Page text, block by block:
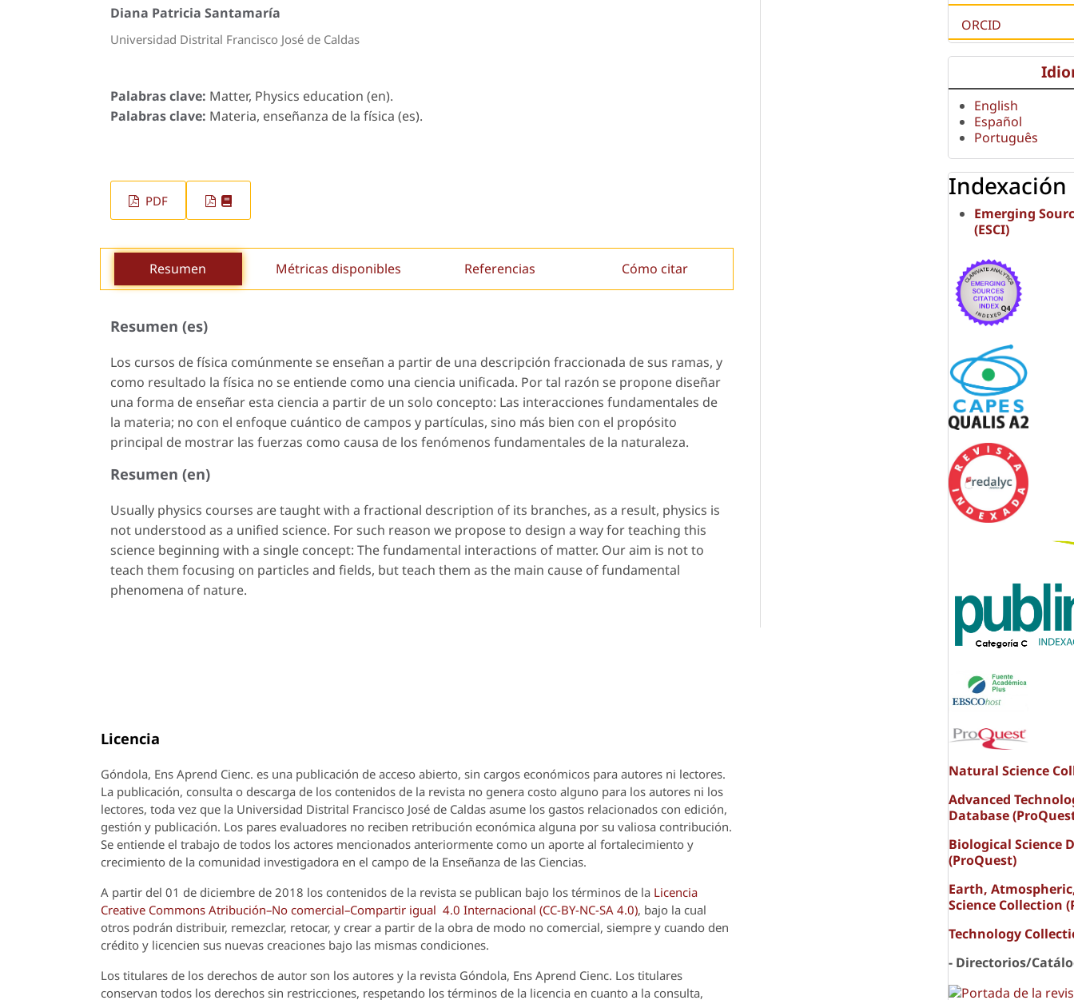
Diana Patricia Santamaría
Universidad Distrital Francisco José de Caldas
Palabras clave: Matter, Physics education (en).
Palabras clave: Materia, enseñanza de la física (es).
PDF
Resumen Métricas disponibles Referencias Cómo citar
Resumen (es)
Los cursos de física comúnmente se enseñan a partir de una descripción fraccionada de sus ramas, y
como resultado la física no se entiende como una ciencia unificada. Por tal razón se propone diseñar
una forma de enseñar esta ciencia a partir de un solo concepto: Las interacciones fundamentales de
la materia; no con el enfoque cuántico de campos y partículas, sino más bien con el propósito
principal de mostrar las fuerzas como causa de los fenómenos fundamentales de la naturaleza.
Resumen (en)
Usually physics courses are taught with a fractional description of its branches, as a result, physics is
not understood as a unified science. For such reason we propose to design a way for teaching this
science beginning with a single concept: The fundamental interactions of matter. Our aim is not to
teach them focusing on particles and fields, but teach them as the main cause of fundamental
phenomena of nature.
Licencia
Góndola, Ens Aprend Cienc. es una publicación de acceso abierto, sin cargos económicos para autores ni lectores.
La publicación, consulta o descarga de los contenidos de la revista no genera costo alguno para los autores ni los
lectores, toda vez que la Universidad Distrital Francisco José de Caldas asume los gastos relacionados con edición,
gestión y publicación. Los pares evaluadores no reciben retribución económica alguna por su valiosa contribución.
Se entiende el trabajo de todos los actores mencionados anteriormente como un aporte al fortalecimiento y
crecimiento de la comunidad investigadora en el campo de la Enseñanza de las Ciencias.
A partir del 01 de diciembre de 2018 los contenidos de la revista se publican bajo los términos de la Licencia
Creative Commons Atribución–No comercial–Compartir igual 4.0 Internacional (CC-BY-NC-SA 4.0), bajo la cual
otros podrán distribuir, remezclar, retocar, y crear a partir de la obra de modo no comercial, siempre y cuando den
crédito y licencien sus nuevas creaciones bajo las mismas condiciones.
Los titulares de los derechos de autor son los autores y la revista Góndola, Ens Aprend Cienc. Los titulares
conservan todos los derechos sin restricciones, respetando los términos de la licencia en cuanto a la consulta,
ORCID
English
Español
Português
Indexación
Emerging
(ESCI)
Natural Science
Advanced
Database
Biological Science
(ProQuest)
Earth,
Science Collection
Technology
- Directorios/